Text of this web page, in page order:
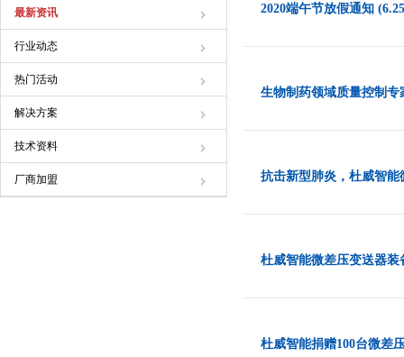
最新资讯
行业动态
热门活动
解决方案
技术资料
厂商加盟
2020端午节放假通知
生物制药领域质量控制
抗击新型肺炎，杜威智
杜威智能微差压变送器
杜威智能捐赠100台微差